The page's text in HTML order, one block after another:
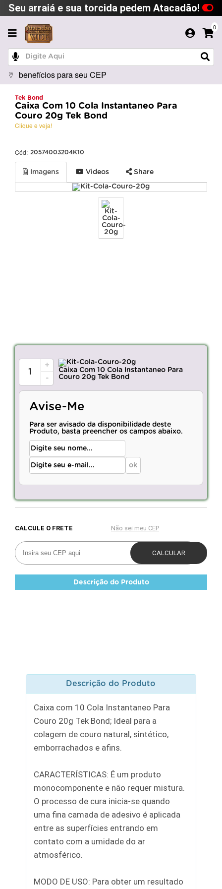
Seu arraiá e sua torcida pedem Atacadão!
0
benefícios para seu CEP
Tek Bond
Caixa Com 10 Cola Instantaneo Para
Couro 20g Tek Bond
Clique e veja!
Cód: 20574003204K10
Imagens Videos Share
+
-
Caixa Com 10 Cola Instantaneo Para
Couro 20g Tek Bond
Avise-Me
Para ser avisado da disponibilidade deste
Produto, basta preencher os campos abaixo.
Descrição do Produto
Descrição do Produto
Caixa com 10 Cola Instantaneo Para
Couro 20g Tek Bond; Ideal para a
colagem de couro natural, sintético,
emborrachados e afins.
CARACTERÍSTICAS: É um produto
monocomponente e não requer mistura.
O processo de cura inicia-se quando
uma fina camada de adesivo é aplicada
entre as superfícies entrando em
contato com a umidade do ar
atmosférico.
MODO DE USO: Para obter um resultado